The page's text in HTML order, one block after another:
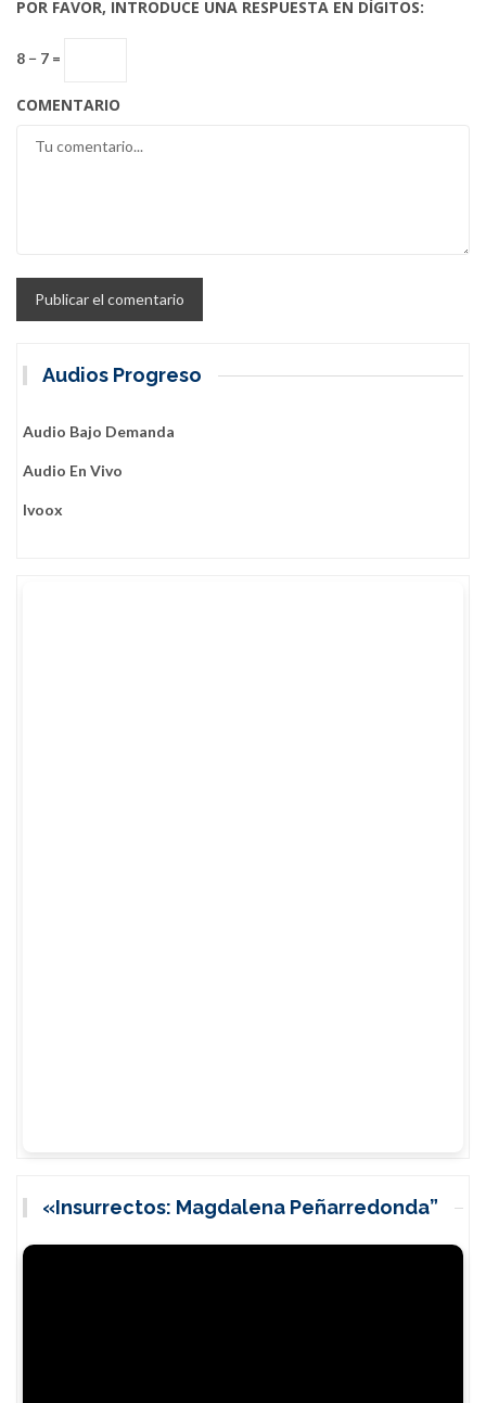
POR FAVOR, INTRODUCE UNA RESPUESTA EN DÍGITOS:
8 − 7 =
COMENTARIO
Audios Progreso
Audio Bajo Demanda
Audio En Vivo
Ivoox
«Insurrectos: Magdalena Peñarredonda”